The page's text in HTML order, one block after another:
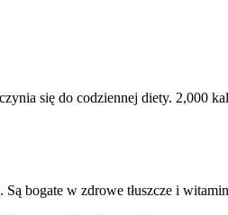
się do codziennej diety. 2,000
Są bogate w zdrowe tłuszcze i